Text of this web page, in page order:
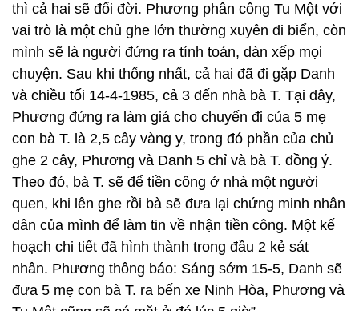
thì cả hai sẽ đổi đời. Phương phân công Tu Một với
vai trò là một chủ ghe lớn thường xuyên đi biển, còn
mình sẽ là người đứng ra tính toán, dàn xếp mọi
chuyện. Sau khi thống nhất, cả hai đã đi gặp Danh
và chiều tối 14-4-1985, cả 3 đến nhà bà T. Tại đây,
Phương đứng ra làm giá cho chuyến đi của 5 mẹ
con bà T. là 2,5 cây vàng y, trong đó phần của chủ
ghe 2 cây, Phương và Danh 5 chỉ và bà T. đồng ý.
Theo đó, bà T. sẽ để tiền công ở nhà một người
quen, khi lên ghe rồi bà sẽ đưa lại chứng minh nhân
dân của mình để làm tin về nhận tiền công. Một kế
hoạch chi tiết đã hình thành trong đầu 2 kẻ sát
nhân. Phương thông báo: Sáng sớm 15-5, Danh sẽ
đưa 5 mẹ con bà T. ra bến xe Ninh Hòa, Phương và